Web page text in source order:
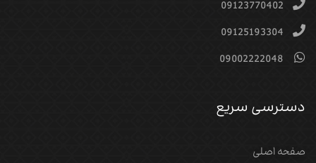
09123770402
09125193304
09002222048
دسترسی سریع
صفحه اصلی